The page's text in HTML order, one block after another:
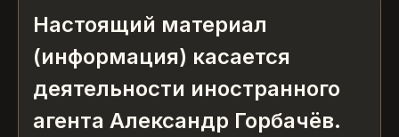
Настоящий материал
(информация) касается
деятельности иностранного
агента Александр Горбачёв.